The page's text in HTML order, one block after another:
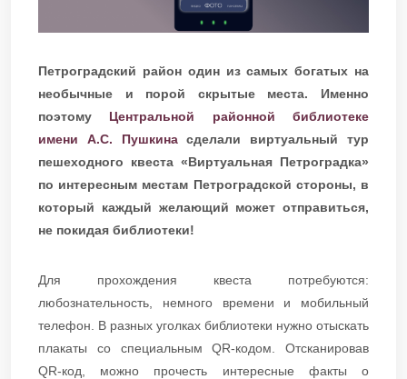
Петроградский район один из самых богатых на
необычные и порой скрытые места. Именно
поэтому Центральной районной библиотеке
имени А.С. Пушкинасделали виртуальный тур
пешеходного квеста «Виртуальная Петроградка»
по интересным местам Петроградской стороны, в
который каждый желающий может отправиться,
не покидая библиотеки!
Для прохождения квеста потребуются:
любознательность, немного времени и мобильный
телефон. В разных уголках библиотеки нужно отыскать
плакаты со специальным QR-кодом. Отсканировав
QR-код, можно прочесть интересные факты о